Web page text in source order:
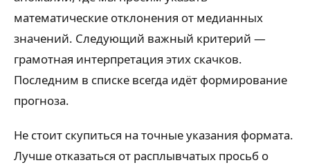
математические отклонения от медианных
значений. Следующий важный критерий —
грамотная интерпретация этих скачков.
Последним в списке всегда идёт формирование
прогноза.
Не стоит скупиться на точные указания формата.
Лучше отказаться от расплывчатых просьб о